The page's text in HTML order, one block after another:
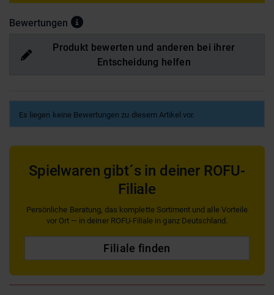
Bewertungen
Produkt bewerten und anderen bei ihrer
Entscheidung helfen
Es liegen keine Bewertungen zu diesem Artikel vor.
Spielwaren gibt´s in deiner ROFU-
Filiale
Persönliche Beratung, das komplette Sortiment und alle Vorteile
vor Ort — in deiner ROFU-Filiale in ganz Deutschland.
Filiale finden